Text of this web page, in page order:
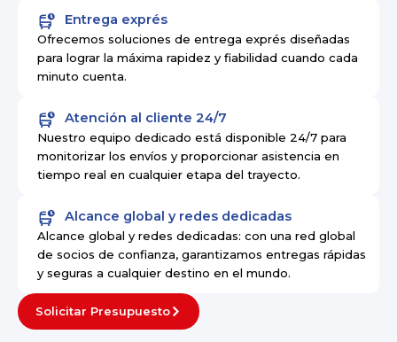
Entrega exprés
Ofrecemos soluciones de entrega exprés diseñadas
para lograr la máxima rapidez y fiabilidad cuando cada
minuto cuenta.
Atención al cliente 24/7
Nuestro equipo dedicado está disponible 24/7 para
monitorizar los envíos y proporcionar asistencia en
tiempo real en cualquier etapa del trayecto.
Alcance global y redes dedicadas
Alcance global y redes dedicadas: con una red global
de socios de confianza, garantizamos entregas rápidas
y seguras a cualquier destino en el mundo.
Solicitar Presupuesto